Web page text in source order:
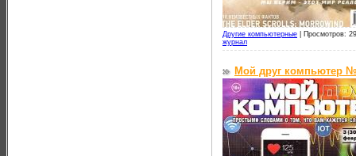
Другие компьютерные
Просмотров:
журнал
Мой друг компьютер